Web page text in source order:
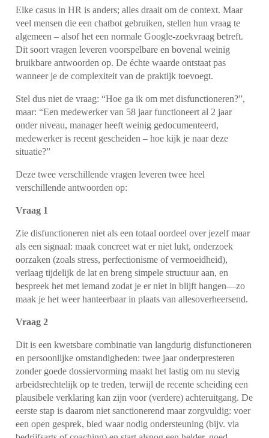
Elke casus in HR is anders; alles draait om de context. Maar
veel mensen die een chatbot gebruiken, stellen hun vraag te
algemeen – alsof het een normale Google-zoekvraag betreft.
Dit soort vragen leveren voorspelbare en bovenal weinig
bruikbare antwoorden op. De échte waarde ontstaat pas
wanneer je de complexiteit van de praktijk toevoegt.
Stel dus niet de vraag: “Hoe ga ik om met disfunctioneren?”,
maar: “Een medewerker van 58 jaar functioneert al 2 jaar
onder niveau, manager heeft weinig gedocumenteerd,
medewerker is recent gescheiden – hoe kijk je naar deze
situatie?”
Deze twee verschillende vragen leveren twee heel
verschillende antwoorden op:
Vraag 1
Zie disfunctioneren niet als een totaal oordeel over jezelf maar
als een signaal: maak concreet wat er niet lukt, onderzoek
oorzaken (zoals stress, perfectionisme of vermoeidheid),
verlaag tijdelijk de lat en breng simpele structuur aan, en
bespreek het met iemand zodat je er niet in blijft hangen—zo
maak je het weer hanteerbaar in plaats van allesoverheersend.
Vraag 2
Dit is een kwetsbare combinatie van langdurig disfunctioneren
en persoonlijke omstandigheden: twee jaar onderpresteren
zonder goede dossiervorming maakt het lastig om nu stevig
arbeidsrechtelijk op te treden, terwijl de recente scheiding een
plausibele verklaring kan zijn voor (verdere) achteruitgang. De
eerste stap is daarom niet sanctionerend maar zorgvuldig: voer
een open gesprek, bied waar nodig ondersteuning (bijv. via